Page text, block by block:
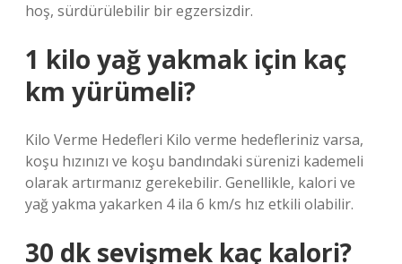
hoş, sürdürülebilir bir egzersizdir.
1 kilo yağ yakmak için kaç
km yürümeli?
Kilo Verme Hedefleri Kilo verme hedefleriniz varsa,
koşu hızınızı ve koşu bandındaki sürenizi kademeli
olarak artırmanız gerekebilir. Genellikle, kalori ve
yağ yakma yakarken 4 ila 6 km/s hız etkili olabilir.
30 dk sevişmek kaç kalori?